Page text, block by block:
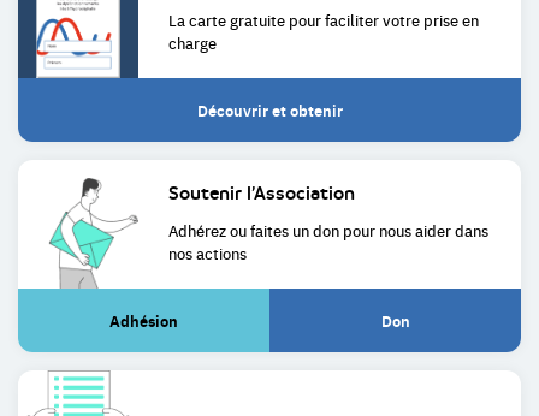
La carte gratuite pour facilitervotre prise en
charge
Découvrir et obtenir
Soutenir l’Association
Adhérez ou faites un don pour nous aider dans
nos actions
Adhésion
(Lien Don
(Lien